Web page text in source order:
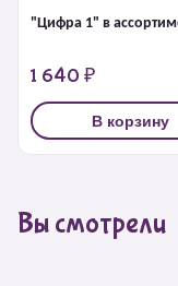
"Цифра 1" в
1 640 ₽
В корзину
Вы смотрели